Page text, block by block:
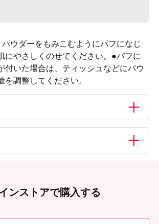
ウダーをもみこむようにパフになじ
にやさしくのせてください。●パフに
付いた場合は、ティッシュなどにパウ
を調整してください。
けてしまいます。汚れた時は台所用中性洗
し十分すすいだ後、水気をとり陰干しして
日光を避け、お子様の手の届かない所に保
●お肌に合わない時は、すぐにご使用を中
料）
ンストアで購入する